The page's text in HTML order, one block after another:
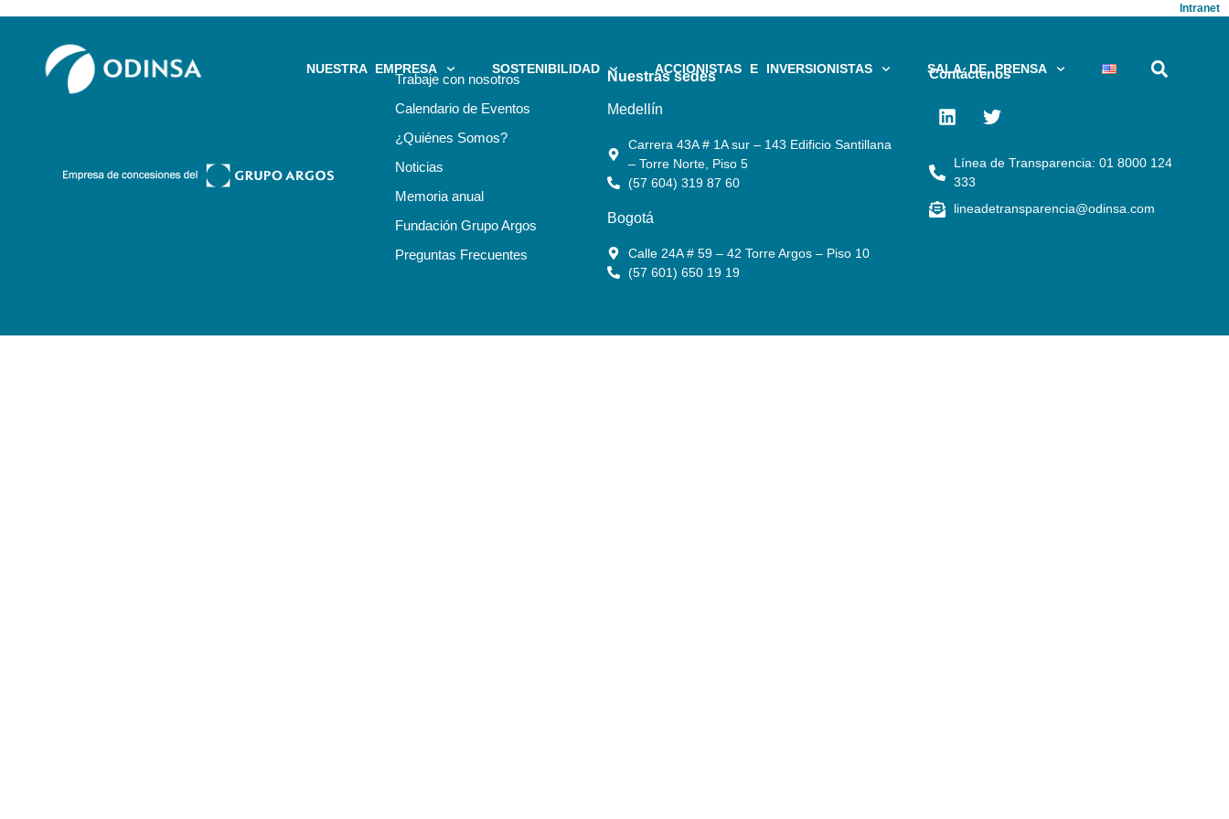
Intranet
NUESTRA EMPRESA SOSTENIBILIDAD ACCIONISTAS E INVERSIONISTAS SALA DE PRENSA
Trabaje con nosotros
Calendario de Eventos
¿Quiénes Somos?
Noticias
Memoria anual
Fundación Grupo Argos
Preguntas Frecuentes
Nuestras sedes
Medellín
Carrera 43A # 1A sur – 143 Edificio Santillana
– Torre Norte, Piso 5
(57 604) 319 87 60
Bogotá
Calle 24A # 59 – 42 Torre Argos – Piso 10
(57 601) 650 19 19
Contáctenos
Línea de Transparencia: 01 8000 124
333
lineadetransparencia@odinsa.com